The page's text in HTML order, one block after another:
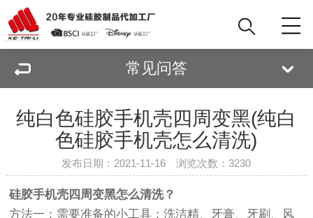
常见问答
纯白色硅胶手机壳四周变黑(纯白
色硅胶手机壳怎么清洗)
发布日期：2021-11-16 浏览次数：3230
硅胶手机壳四周变黑怎么清洗？
方法一：需要准备的小工具：洗洁精、牙膏、牙刷、风